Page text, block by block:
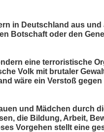
in Deutschland aus und
Botschaft oder den
eine terroristische
Volk mit brutaler
wäre ein Verstoß
und Mädchen durch
die Bildung, Arbeit,
Vorgehen stellt eine